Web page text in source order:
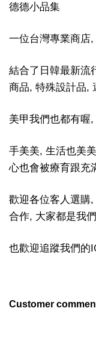
德德小品集
一位台灣專業商店
結合了日韓最新流
商品, 特殊設計品,
美甲我們也都有喔
手美美, 生活也美
心也會被療育跟充
歡迎各位客人選購
合作, 大家都是我
也歡迎追蹤我們的
Customer